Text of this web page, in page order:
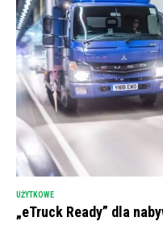
UŻYTKOWE
„eTruck Ready” dla